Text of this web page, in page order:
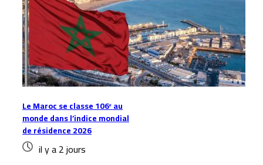
Le Maroc se classe 106ᵉ au
monde dans l’indice mondial
de résidence 2026
il y a 2 jours